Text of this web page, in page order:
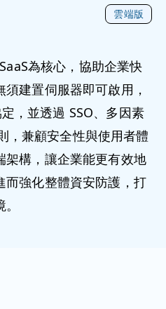
雲端版
為核心，協助企業快
建置伺服器即可啟用，
，並透過 SSO、多因素
，兼顧安全性與使用者體
架構，讓企業能更有效地
而強化整體資安防護，打